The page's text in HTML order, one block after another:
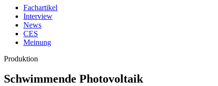
Fachartikel
Interview
News
CES
Meinung
Produktion
Schwimmende Photovoltaik